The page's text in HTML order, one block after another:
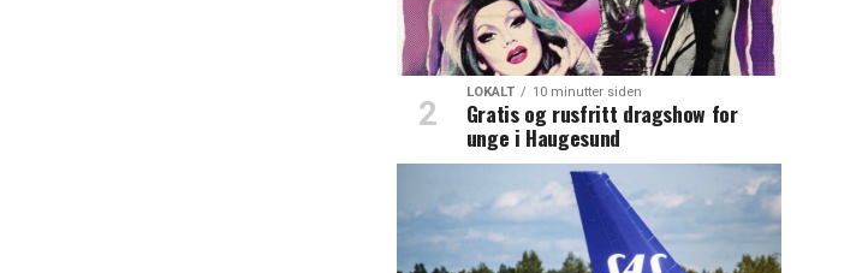
LOKALT 10 minutter siden
Gratis og rusfritt dragshow for
unge i Haugesund